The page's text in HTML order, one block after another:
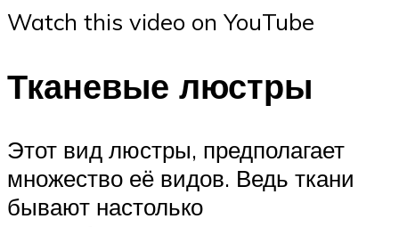
Watch this video on YouTube
Тканевые люстры
Этот вид люстры, предполагает
множество её видов. Ведь ткани
бывают настолько